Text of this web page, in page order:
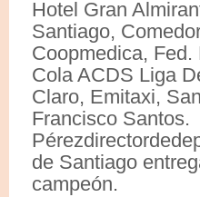
Hotel Gran
Santiago,
Coopmedica,
Cola ACDS Liga
Claro, Emitaxi,
Francisco
de Santiago
campeón.